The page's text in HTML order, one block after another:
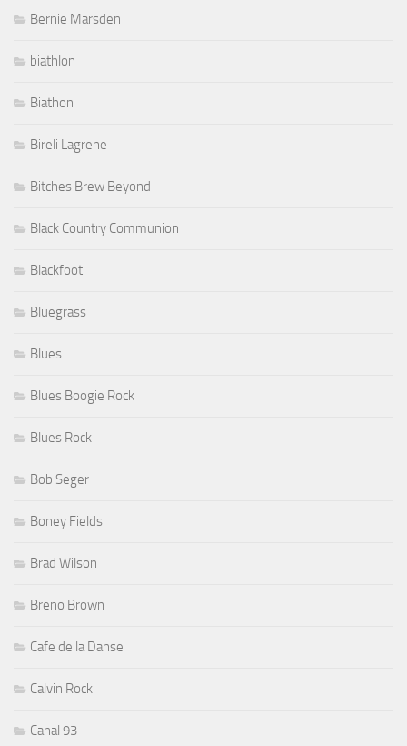
Bernie Marsden
biathlon
Biathon
Bireli Lagrene
Bitches Brew Beyond
Black Country Communion
Blackfoot
Bluegrass
Blues
Blues Boogie Rock
Blues Rock
Bob Seger
Boney Fields
Brad Wilson
Breno Brown
Cafe de la Danse
Calvin Rock
Canal 93